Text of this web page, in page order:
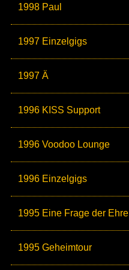
1998 Paul
1997 Einzelgigs
1997 Ä
1996 KISS Support
1996 Voodoo Lounge
1996 Einzelgigs
1995 Eine Frage der Ehre
1995 Geheimtour